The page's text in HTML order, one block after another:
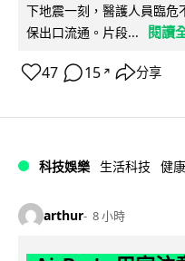
下地震一刻，醫護人員臨危
保出口流通。片段...
閱讀
47 15 ↗ 分享
科技娛樂 生活科技 健康
arthur 8 小時